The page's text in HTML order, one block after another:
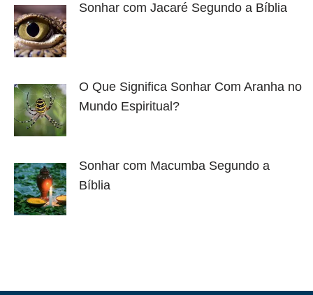
Sonhar com Jacaré Segundo a Bíblia
O Que Significa Sonhar Com Aranha no
Mundo Espiritual?
Sonhar com Macumba Segundo a
Bíblia